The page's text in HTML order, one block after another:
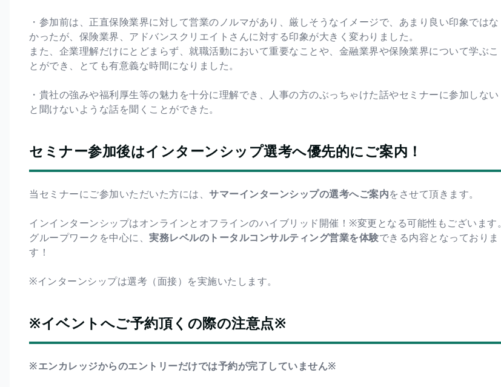
・参加前は、正直保険業界に対して営業のノルマがあり、厳しそうなイメージで、あまり良い印象ではな
かったが、保険業界、アドバンスクリエイトさんに対する印象が大きく変わりました。
また、企業理解だけにとどまらず、就職活動において重要なことや、金融業界や保険業界について学ぶこ
とができ、とても有意義な時間になりました。
・貴社の強みや福利厚生等の魅力を十分に理解でき、人事の方のぶっちゃけた話やセミナーに参加しない
と聞けないような話を聞くことができた。
セミナー参加後はインターンシップ選考へ優先的にご案内！
当セミナーにご参加いただいた方には、 サマーインターンシップの選考へご案内をさせて頂きます。
インインターンシップはオンラインとオフラインのハイブリッド開催！※変更となる可能性もございます。
グループワークを中心に、 実務レベルのトータルコンサルティング営業を体験できる内容となっておりま
す！
※インターンシップは選考（面接）を実施いたします。
※イベントへご予約頂くの際の注意点※
※エンカレッジからのエントリーだけでは予約が完了していません※